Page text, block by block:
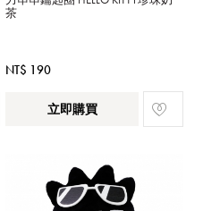
茶
NT$ 190
立即購買